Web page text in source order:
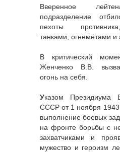
Вверенное
подразделение
пехоты
танками, огнемётами и
В критический
Женченко В.В.
огонь на себя.
Указом Президиума
СССР от 1 ноября 1943
выполнение боевых
на фронте борьбы с
захватчиками и
мужество и героизм